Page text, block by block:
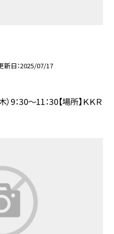
新日 2025/07/17
）9：30〜11：30【場所】ＫＫＲ